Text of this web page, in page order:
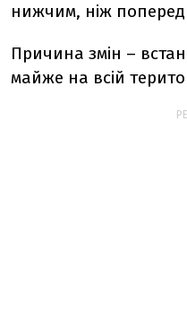
нижчим, ніж
Причина змін –
майже на всій